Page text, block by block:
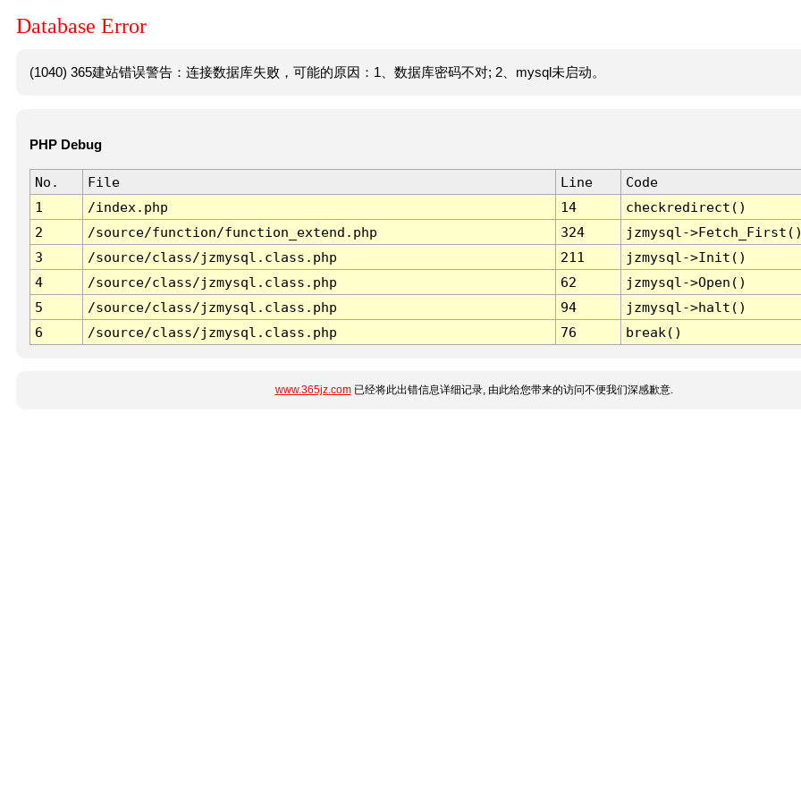
Database Error
(1040) 365建站错误警告：连接数据库失败，可能的原因：1、数据库密码不对; 2、mysql未启动。
PHP Debug
No. File Line
Code
1
/index.php 14
checkredirect()
2
/source/function/function_extend.php 324
jzmysql-
3
/source/class/jzmysql.class.php 211
jzmysql->Init()
4
/source/class/jzmysql.class.php 62
jzmysql->Open()
5
/source/class/jzmysql.class.php 94
jzmysql->halt()
6
/source/class/jzmysql.class.php 76 break()
www.365jz.com已经将此出错信息详细记录, 由此给您带来的访问不便我们深感歉意.